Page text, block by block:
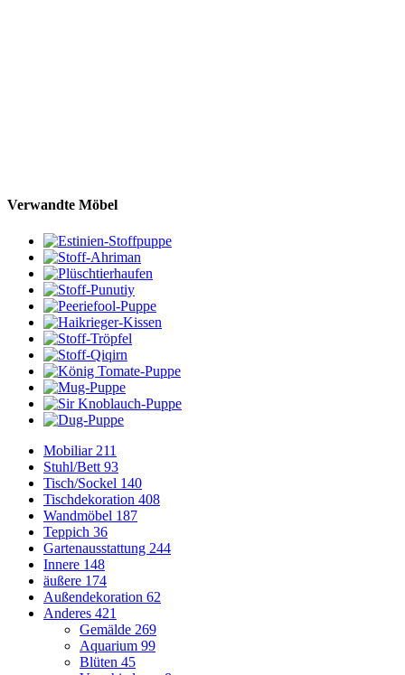
Verwandte Möbel
Mobiliar 211
Stuhl/Bett 93
Tisch/Sockel 140
Tischdekoration 408
Wandmöbel 187
Teppich 36
Gartenausstattung 244
Innere 148
äußere 174
Außendekoration 62
Anderes 421
Gemälde 269
Aquarium 99
Blüten 45